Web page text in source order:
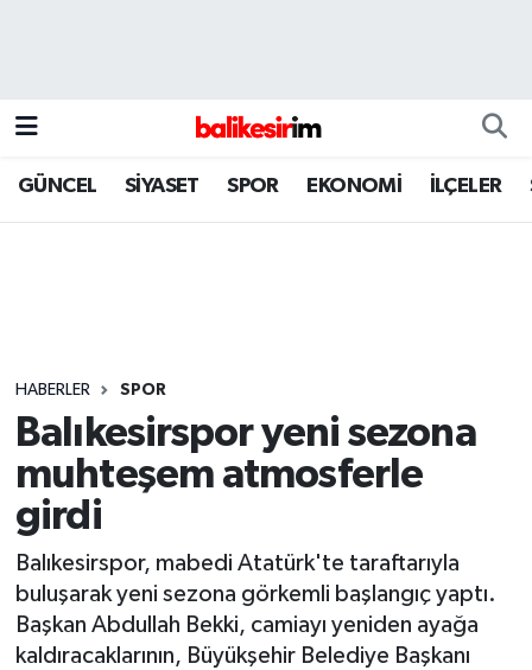
GÜNCEL SİYASET SPOR EKONOMİ İLÇELER
HABERLER SPOR
Balıkesirspor yeni sezona
muhteşem atmosferle
girdi
Balıkesirspor, mabedi Atatürk'te taraftarıyla
buluşarak yeni sezona görkemli başlangıç yaptı.
Başkan Abdullah Bekki, camiayı yeniden ayağa
kaldıracaklarının, Büyükşehir Belediye Başkanı